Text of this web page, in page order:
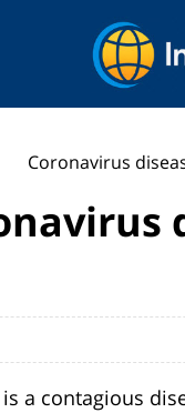
Coronavirus
is a contagious